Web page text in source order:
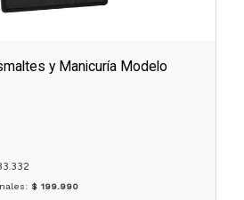
y Manicuría Modelo
.332
$ 199.990